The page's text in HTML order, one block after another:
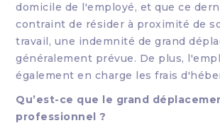
domicile de l'employé, et que ce
contraint de résider à proximité de
travail, une indemnité de grand
généralement prévue. De plus,
également en charge les frais
Qu’est-ce que le grand
professionnel ?